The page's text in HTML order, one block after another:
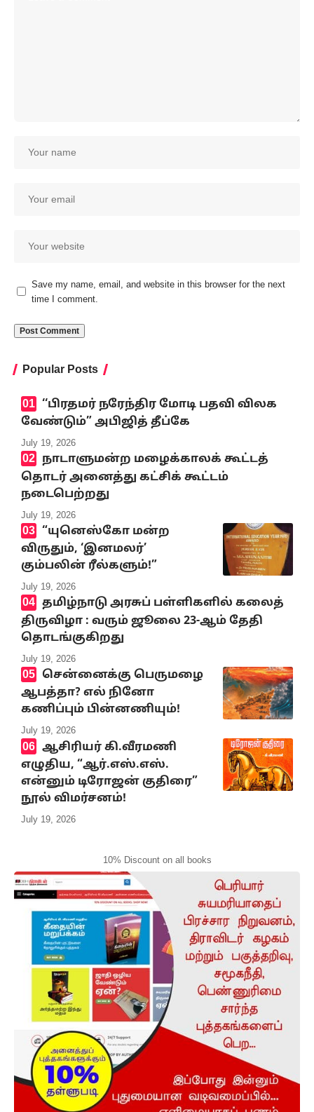
Save my name, email, and website in this browser for the next
time I comment.
Popular Posts
‘‘பிரதமர் நரேந்திர மோடி பதவி விலக
வேண்டும்” அபிஜித் தீப்கே
July 19, 2026
நாடாளுமன்ற மழைக்காலக் கூட்டத்
தொடர் அனைத்து கட்சிக் கூட்டம்
நடைபெற்றது
July 19, 2026
“யுனெஸ்கோ மன்ற
விருதும், ‘இனமலர்’
கும்பலின் ரீல்களும்!”
July 19, 2026
தமிழ்நாடு அரசுப் பள்ளிகளில் கலைத்
திருவிழா : வரும் ஜூலை 23-ஆம் தேதி
தொடங்குகிறது
July 19, 2026
சென்னைக்கு பெருமழை
ஆபத்தா? எல் நினோ
கணிப்பும் பின்னணியும்!
July 19, 2026
ஆசிரியர் கி.வீரமணி
எழுதிய, “ஆர்.எஸ்.எஸ்.
என்னும் டிரோஜன் குதிரை”
நூல் விமர்சனம்!
July 19, 2026
10% Discount on all books